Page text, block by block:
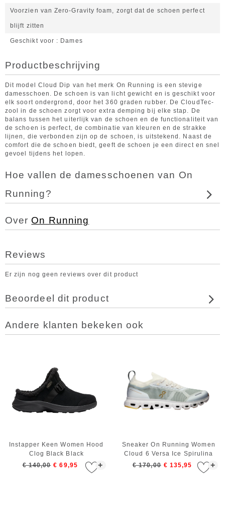
Voorzien van Zero-Gravity foam, zorgt dat de schoen perfect
blijft zitten
Geschikt voor Dames
Productbeschrijving
Dit model Cloud Dip van het merk On Running is een stevige
damesschoen. De schoen is van licht gewicht en is geschikt voor
elk soort ondergrond, door het 360 graden rubber. De CloudTec-
zool in de schoen zorgt voor extra demping bij elke stap. De
balans tussen het uiterlijk van de schoen en de functionaliteit van
de schoen is perfect, de combinatie van kleuren en de strakke
lijnen, die verbonden zijn op de schoen, is uitstekend. Naast de
comfort die de schoen biedt, geeft de schoen je een direct en snel
gevoel tijdens het lopen.
Hoe vallen de damesschoenen van On
Running?
Over On Running
Reviews
Er zijn nog geen reviews over dit product
Beoordeel dit product
Andere klanten bekeken ook
+
Instapper Keen Women Hood
Clog Black Black
€ 140,00 € 69,95 +
Sneaker On Running Women
Cloud 6 Versa Ice Spirulina
€ 170,00 € 135,95